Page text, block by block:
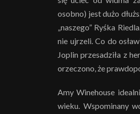
osobno) jest dużo
„naszego” Ryśka
nie ujrzeli. Co do
Joplin przesadziła z
orzeczono, że
Amy Winehouse
wieku. Wspominany